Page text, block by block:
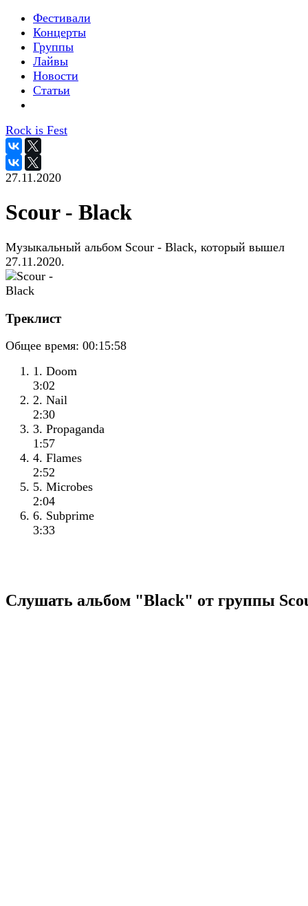
Фестивали
Концерты
Группы
Лайвы
Новости
Статьи
Rock is Fest
27.11.2020
Scour - Black
Музыкальный альбом Scour - Black, который вышел
27.11.2020.
Треклист
Общее время: 00:15:58
1. Doom
3:02
2. Nail
2:30
3. Propaganda
1:57
4. Flames
2:52
5. Microbes
2:04
6. Subprime
3:33
Слушать альбом "Black" от группы